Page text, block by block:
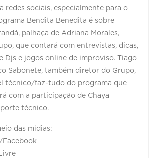
redes sociais, especialmente para o
Bendita Benedita é sobre
palhaça de Adriana Morales,
que contará com entrevistas, dicas,
Djs e jogos online de improviso. Tiago
Sabonete, também diretor do Grupo,
técnico/faz-tudo do programa que
com a participação de Chaya
técnico.
das mídias:
Facebook